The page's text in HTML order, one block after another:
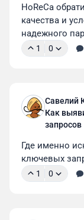
HoReCa
качества и
надежного
1 0
Савелий
Как
запросов
Где именно
ключевых
1 0